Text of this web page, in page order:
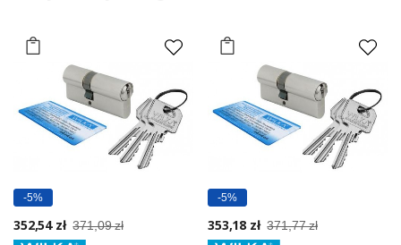
-5%
352,54 zł 371,09 zł
-5%
353,18 zł 371,77 zł